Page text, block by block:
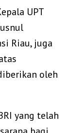
UPT
Riau, juga
oleh
yang telah